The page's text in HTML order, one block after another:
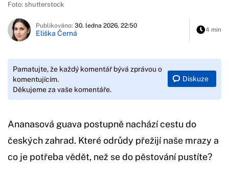
Foto: shutterstock
Publikováno: 30. ledna 2026, 22:50
Eliška Černá 4 min
Pamatujte, že každý komentář bývá zprávou o
komentujícím.
Děkujeme za vaše komentáře.
Diskuze
Ananasová guava postupně nachází cestu do
českých zahrad. Které odrůdy přežijí naše mrazy a
co je potřeba vědět, než se do pěstování pustíte?